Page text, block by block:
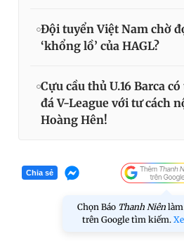
Đội tuyển Việt Nam chờ
‘khổng lồ’ của HAGL?
Cựu cầu thủ U.16 Barca
đá V-League với tư cách
Hoàng Hên!
Chia sẻ
Chọn Báo Thanh Niên làm
trên Google tìm kiếm.